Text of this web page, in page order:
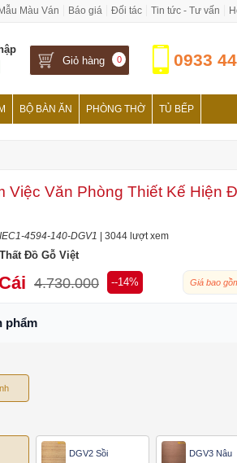
Mẫu Màu Ván Báo giá Đối tác Tin tức - Tư vấn
Giỏ hàng 0 0933
BỘ BÀN ĂN PHÒNG THỜ TỦ BẾP
Việc Văn Phòng Thiết Kế Hiện
4594-140-DGV1 | 3044 lượt xem
Đồ Gỗ Việt
4.730.000 --14% Giá bao
phẩm
DGV2 Sồi DGV3 Nâu